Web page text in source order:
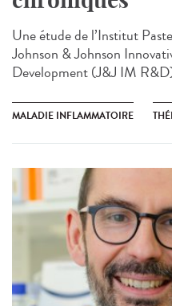
Une étude de l’Institut
Johnson & Johnson
Development (J&J IM
MALADIE INFLAMMATOIRE